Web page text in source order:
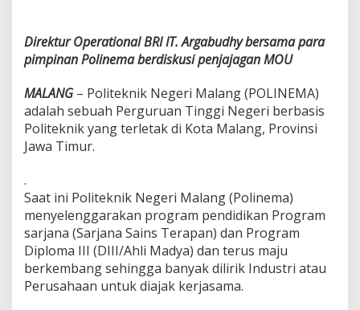
a
m
a
k
a
t
n
a
s
,
B
R
I
Direktur Operational BRI IT. Argabudhy bersama para
pimpinan Polinema berdiskusi penjajagan MOU
MALANG– Politeknik Negeri Malang (POLINEMA)
adalah sebuah Perguruan Tinggi Negeri berbasis
Politeknik yang terletak di Kota Malang, Provinsi
Jawa Timur.
.
Saat ini Politeknik Negeri Malang (Polinema)
menyelenggarakan program pendidikan Program
sarjana (Sarjana Sains Terapan) dan Program
Diploma III (DIII/Ahli Madya) dan terus maju
berkembang sehingga banyak dilirik Industri atau
Perusahaan untuk diajak kerjasama.